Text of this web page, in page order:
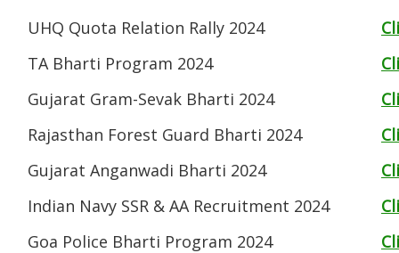
UHQ Quota Relation Rally 2024
TA Bharti Program 2024
Gujarat Gram-Sevak Bharti 2024
Rajasthan Forest Guard Bharti 2024
Gujarat Anganwadi Bharti 2024
Indian Navy SSR & AA Recruitment 2024
Goa Police Bharti Program 2024